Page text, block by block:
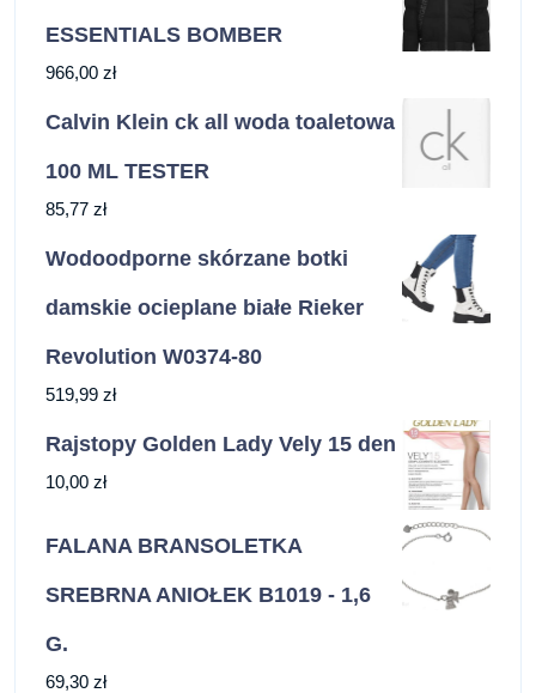
ESSENTIALS BOMBER
966,00 zł
Calvin Klein ck all woda toaletowa
100 ML TESTER
85,77 zł
Wodoodporne skórzane botki
damskie ocieplane białe Rieker
Revolution W0374-80
519,99 zł
Rajstopy Golden Lady Vely 15 den
10,00 zł
FALANA BRANSOLETKA
SREBRNA ANIOŁEK B1019 - 1,6
G.
69,30 zł